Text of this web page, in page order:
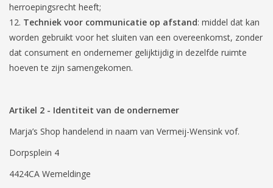
herroepingsrecht heeft;
Techniek voor communicatie op afstand: middel dat kan
worden gebruikt voor het sluiten van een overeenkomst, zonder
dat consument en ondernemer gelijktijdig in dezelfde ruimte
hoeven te zijn samengekomen.
Artikel 2 - Identiteit van de ondernemer
Marja’s Shop handelend in naam van Vermeij-Wensink vof.
Dorpsplein 4
4424CA Wemeldinge